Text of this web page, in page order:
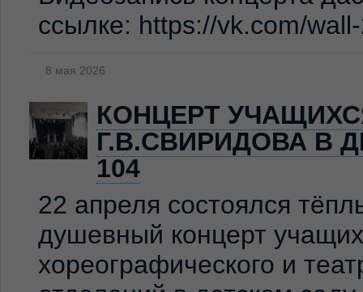
ссылке: https://vk.com/
8 мая 2026
КОНЦЕРТ
Г.В.СВИРИДОВА В
104
22 апреля состоялся
душевный концерт
хореографического и